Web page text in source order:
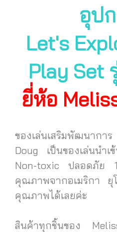
อุป
Let's
Play Set
ยี่ห้อ
ของเล่นเสริมพัฒนาก
Doug เป็นของเล่นนำ
Non-toxic ปลอดภัย
คุณภาพจากอเมริกา
คุณภาพได้เลยค่ะ
สินค้าทุกชิ้นของ